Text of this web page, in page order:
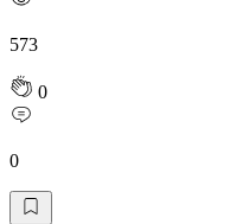
573
0
0